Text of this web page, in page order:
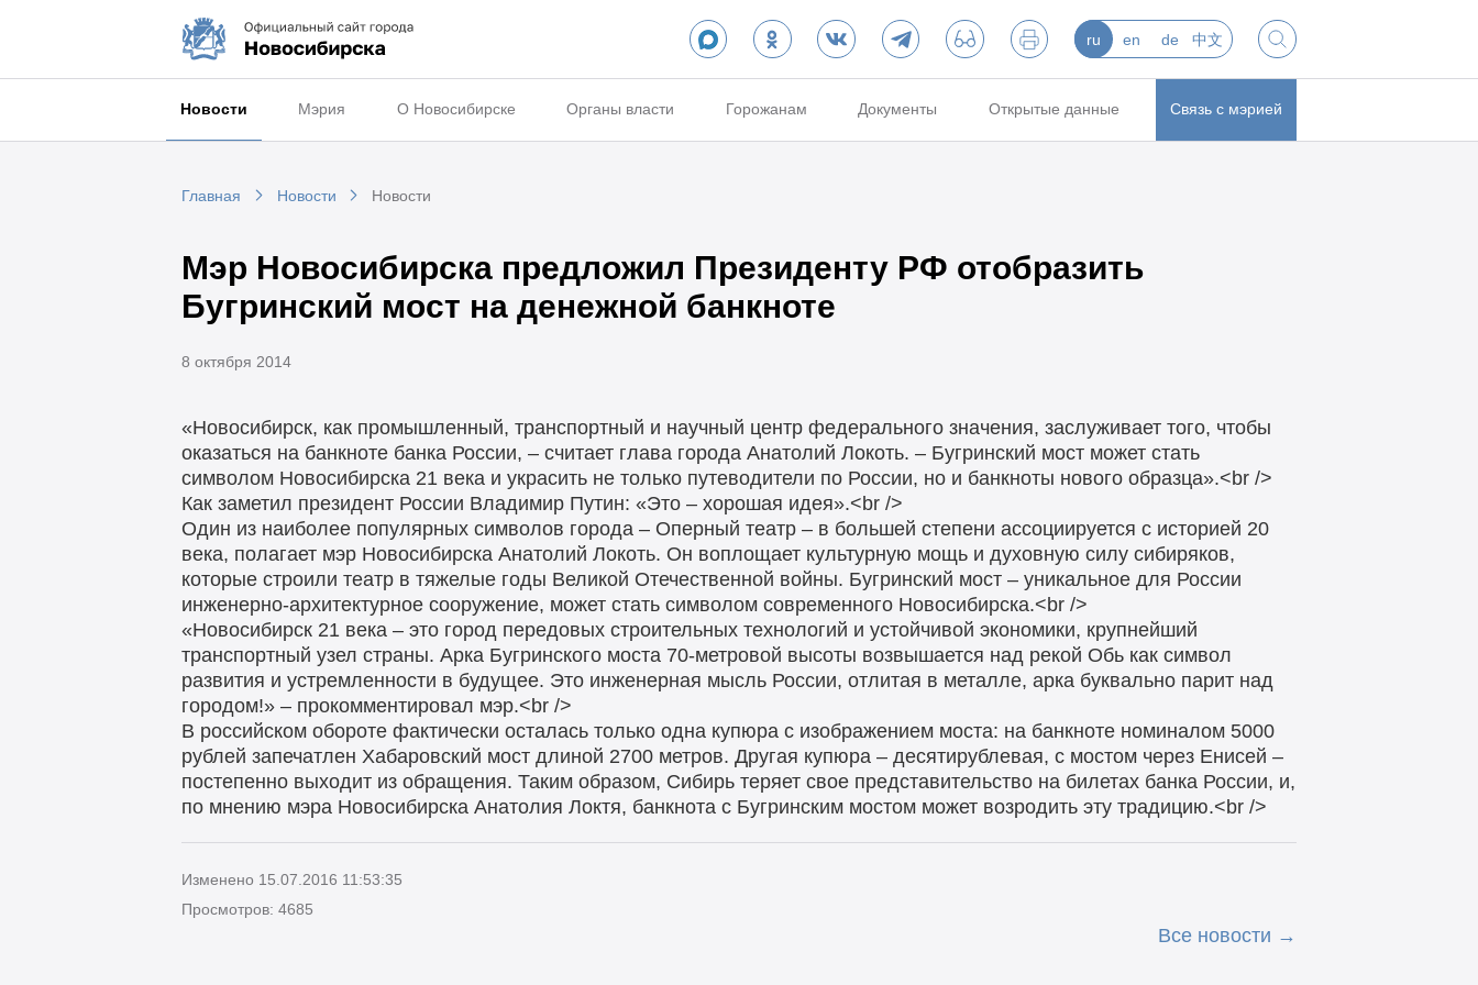
ru en de 中文
Новости Мэрия О Новосибирске Органы власти Горожанам Документы Открытые данные Связь с мэрией
Главная Новости Новости
Мэр Новосибирска предложил Президенту РФ отобразить
Бугринский мост на денежной банкноте
8 октября 2014
«Новосибирск, как промышленный, транспортный и научный центр федерального значения, заслуживает того, чтобы
оказаться на банкноте банка России, – считает глава города Анатолий Локоть. – Бугринский мост может стать
символом Новосибирска 21 века и украсить не только путеводители по России, но и банкноты нового образца».<br />
Как заметил президент России Владимир Путин: «Это – хорошая идея».<br />
Один из наиболее популярных символов города – Оперный театр – в большей степени ассоциируется с историей 20
века, полагает мэр Новосибирска Анатолий Локоть. Он воплощает культурную мощь и духовную силу сибиряков,
которые строили театр в тяжелые годы Великой Отечественной войны. Бугринский мост – уникальное для России
инженерно-архитектурное сооружение, может стать символом современного Новосибирска.<br />
«Новосибирск 21 века – это город передовых строительных технологий и устойчивой экономики, крупнейший
транспортный узел страны. Арка Бугринского моста 70-метровой высоты возвышается над рекой Обь как символ
развития и устремленности в будущее. Это инженерная мысль России, отлитая в металле, арка буквально парит над
городом!» – прокомментировал мэр.<br />
В российском обороте фактически осталась только одна купюра с изображением моста: на банкноте номиналом 5000
рублей запечатлен Хабаровский мост длиной 2700 метров. Другая купюра – десятирублевая, с мостом через Енисей –
постепенно выходит из обращения. Таким образом, Сибирь теряет свое представительство на билетах банка России, и,
по мнению мэра Новосибирска Анатолия Локтя, банкнота с Бугринским мостом может возродить эту традицию.<br />
Изменено 15.07.2016 11:53:35
Просмотров: 4685
Все новости